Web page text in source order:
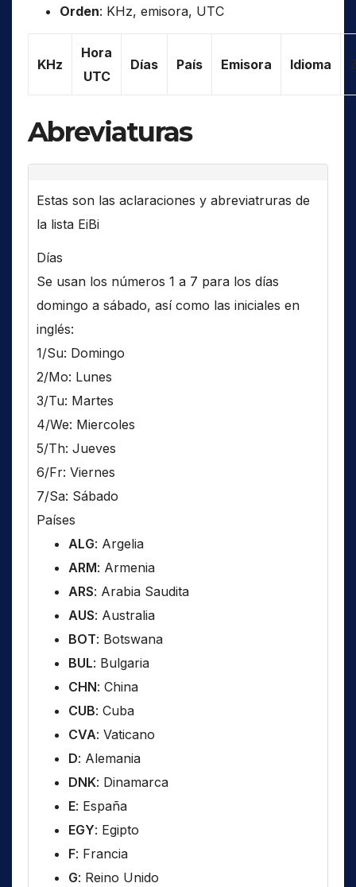
Orden: KHz, emisora, UTC
KHz
Hora
UTC
Días País Emisora Idioma
Abreviaturas
Estas son las aclaraciones y abreviatruras de
la lista EiBi
Días
Se usan los números 1 a 7 para los días
domingo a sábado, así como las iniciales en
inglés:
1/Su: Domingo
2/Mo: Lunes
3/Tu: Martes
4/We: Miercoles
5/Th: Jueves
6/Fr: Viernes
7/Sa: Sábado
Países
ALG: Argelia
ARM: Armenia
ARS: Arabia Saudita
AUS: Australia
BOT: Botswana
BUL: Bulgaria
CHN: China
CUB: Cuba
CVA: Vaticano
D: Alemania
DNK: Dinamarca
E: España
EGY: Egipto
F: Francia
G: Reino Unido